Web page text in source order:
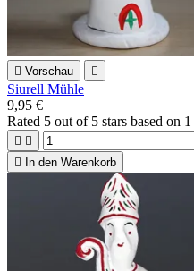
 Vorschau 
Siurell Mühle
9,95 €
Rated 5 out of 5 stars based on 1
 

In den Warenkorb